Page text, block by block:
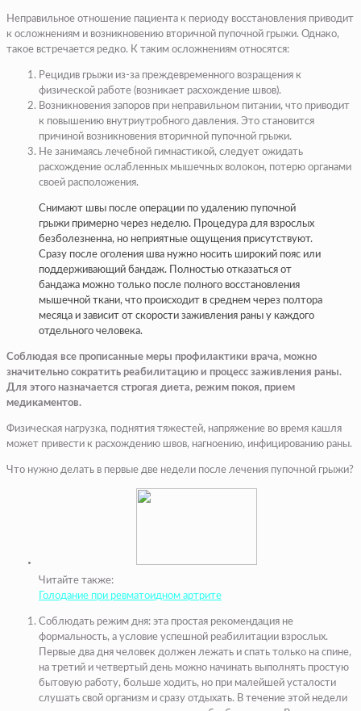
Неправильное отношение пациента к периоду восстановления приводит
к осложнениям и возникновению вторичной пупочной грыжи. Однако,
такое встречается редко. К таким осложнениям относятся:
Рецидив грыжи из-за преждевременного возращения к
физической работе (возникает расхождение швов).
Возникновения запоров при неправильном питании, что приводит
к повышению внутриутробного давления. Это становится
причиной возникновения вторичной пупочной грыжи.
Не занимаясь лечебной гимнастикой, следует ожидать
расхождение ослабленных мышечных волокон, потерю органами
своей расположения.
Снимают швы после операции по удалению пупочной
грыжи примерно через неделю. Процедура для взрослых
безболезненна, но неприятные ощущения присутствуют.
Сразу после оголения шва нужно носить широкий пояс или
поддерживающий бандаж. Полностью отказаться от
бандажа можно только после полного восстановления
мышечной ткани, что происходит в среднем через полтора
месяца и зависит от скорости заживления раны у каждого
отдельного человека.
Соблюдая все прописанные меры профилактики врача, можно
значительно сократить реабилитацию и процесс заживления раны.
Для этого назначается строгая диета, режим покоя, прием
медикаментов.
Физическая нагрузка, поднятия тяжестей, напряжение во время кашля
может привести к расхождению швов, нагноению, инфицированию раны.
Что нужно делать в первые две недели после лечения пупочной грыжи?
Читайте также:
Голодание при ревматоидном артрите
Соблюдать режим дня: эта простая рекомендация не
формальность, а условие успешной реабилитации взрослых.
Первые два дня человек должен лежать и спать только на спине,
на третий и четвертый день можно начинать выполнять простую
бытовую работу, больше ходить, но при малейшей усталости
слушать свой организм и сразу отдыхать. В течение этой недели